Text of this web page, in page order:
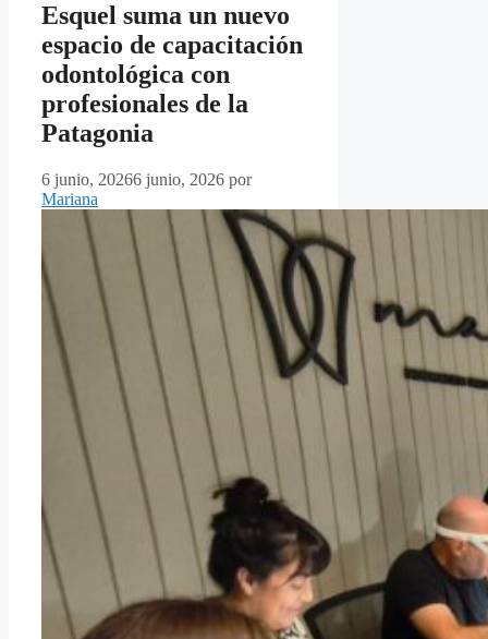
Esquel suma un nuevo
espacio de capacitación
odontológica con
profesionales de la
Patagonia
6 junio, 20266 junio, 2026 por
Mariana